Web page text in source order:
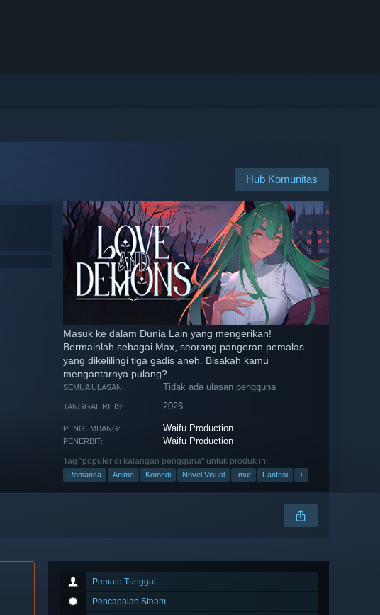
Hub Komunitas
Masuk ke dalam Dunia Lain yang mengerikan!
Bermainlah sebagai Max, seorang pangeran pemalas
yang dikelilingi tiga gadis aneh. Bisakah kamu
mengantarnya pulang?
SEMUA ULASAN: Tidak ada ulasan pengguna
TANGGAL RILIS: 2026
PENGEMBANG: Waifu Production
PENERBIT: Waifu Production
Tag "populer di kalangan pengguna" untuk produk ini:
Romansa Anime Komedi Novel Visual Imut Fantasi +
Pemain Tunggal
Pencapaian Steam